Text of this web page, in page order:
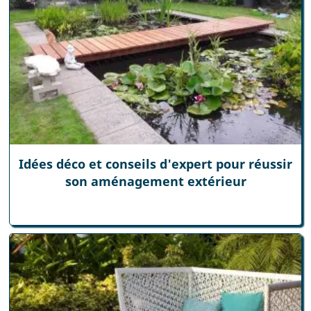
Idées déco et conseils d'expert pour réussir
son aménagement extérieur